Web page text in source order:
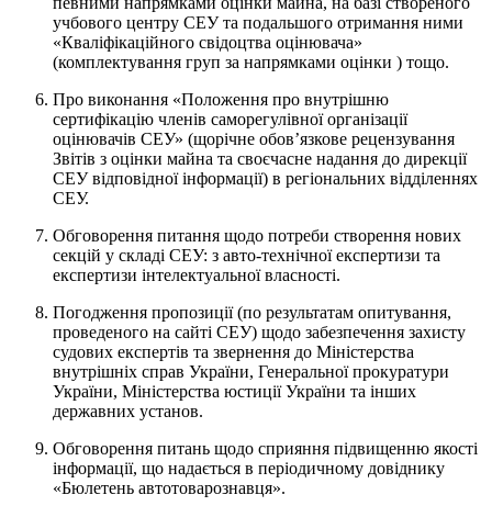
учбового центру СЕУ та подальшого отримання ними
«Кваліфікаційного свідоцтва оцінювача»
(комплектування груп за напрямками оцінки ) тощо.
Про виконання «Положення про внутрішню
сертифікацію членів саморегулівної організації
оцінювачів СЕУ» (щорічне обов’язкове рецензування
Звітів з оцінки майна та своєчасне надання до дирекції
СЕУ відповідної інформації) в регіональних відділеннях
СЕУ.
Обговорення питання щодо потреби створення нових
секцій у складі СЕУ: з авто-технічної експертизи та
експертизи інтелектуальної власності.
Погодження пропозиції (по результатам опитування,
проведеного на сайті СЕУ) щодо забезпечення захисту
судових експертів та звернення до Міністерства
внутрішніх справ України, Генеральної прокуратури
України, Міністерства юстиції України та інших
державних установ.
Обговорення питань щодо сприяння підвищенню якості
інформації, що надається в періодичному довіднику
«Бюлетень автотоварознавця».